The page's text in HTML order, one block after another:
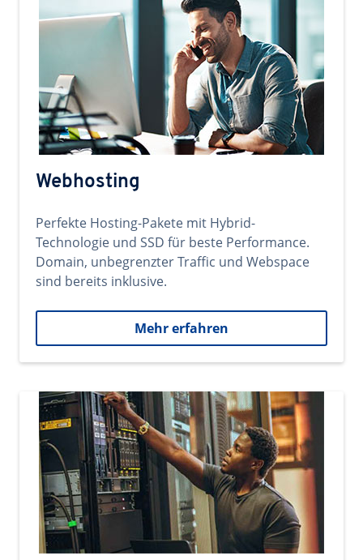
Webhosting
Perfekte Hosting-Pakete mit Hybrid-
Technologie und SSD für beste Performance.
Domain, unbegrenzter Traffic und Webspace
sind bereits inklusive.
Mehr erfahren